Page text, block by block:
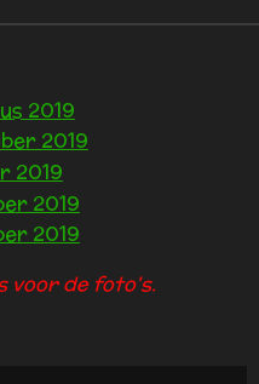
2019
2019
2019
2019
2019
voor de foto's.